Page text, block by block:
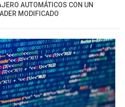
AUTOMÁTICOS CON UN
MODIFICADO